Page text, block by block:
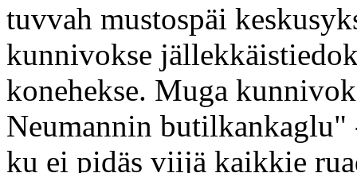
tuvvah mustospäi
kunnivokse
konehekse. Muga
Neumannin butilkankaglu"
ku ei pidäs viijä kaikkie